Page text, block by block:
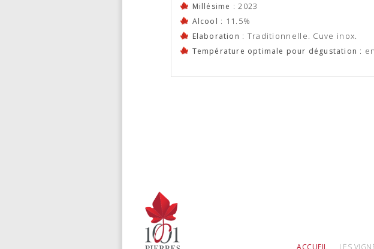
Millésime : 2023
Alcool : 11.5%
Elaboration : Traditionnelle. Cuve inox.
Température optimale pour dégustation :